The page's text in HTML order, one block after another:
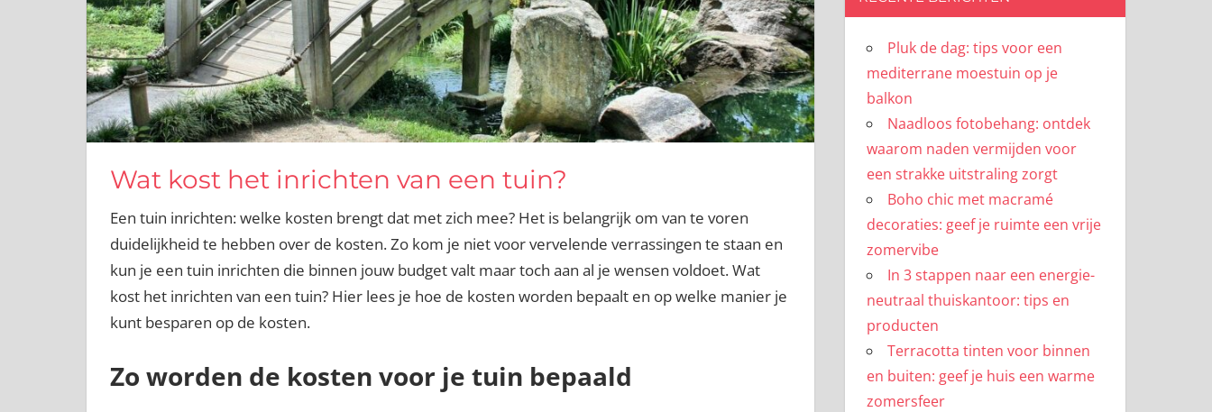
Wat kost het inrichten van een tuin?
Een tuin inrichten: welke kosten brengt dat met zich mee? Het is belangrijk om van te voren
duidelijkheid te hebben over de kosten. Zo kom je niet voor vervelende verrassingen te staan en
kun je een tuin inrichten die binnen jouw budget valt maar toch aan al je wensen voldoet. Wat
kost het inrichten van een tuin? Hier lees je hoe de kosten worden bepaalt en op welke manier je
kunt besparen op de kosten.
Zo worden de kosten voor je tuin bepaald
Pluk de dag: tips voor een
mediterrane moestuin op je
balkon
Naadloos fotobehang: ontdek
waarom naden vermijden voor
een strakke uitstraling zorgt
Boho chic met macramé
decoraties: geef je ruimte een vrije
zomervibe
In 3 stappen naar een energie-
neutraal thuiskantoor: tips en
producten
Terracotta tinten voor binnen
en buiten: geef je huis een warme
zomersfeer